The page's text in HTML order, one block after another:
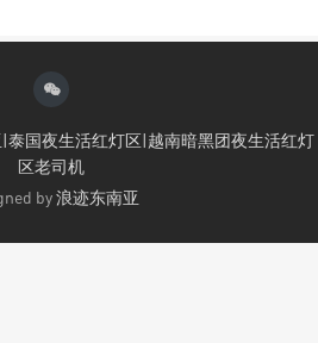
泰国夜生活红灯区|越南暗黑团夜生活红灯
区老司机
by浪迹东南亚